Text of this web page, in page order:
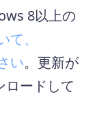
8以上の
、
い。更新が
ロードして